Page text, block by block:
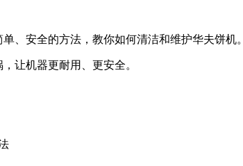
、安全的方法，教你如何清洁和维护华夫饼机。
让机器更耐用、更安全。